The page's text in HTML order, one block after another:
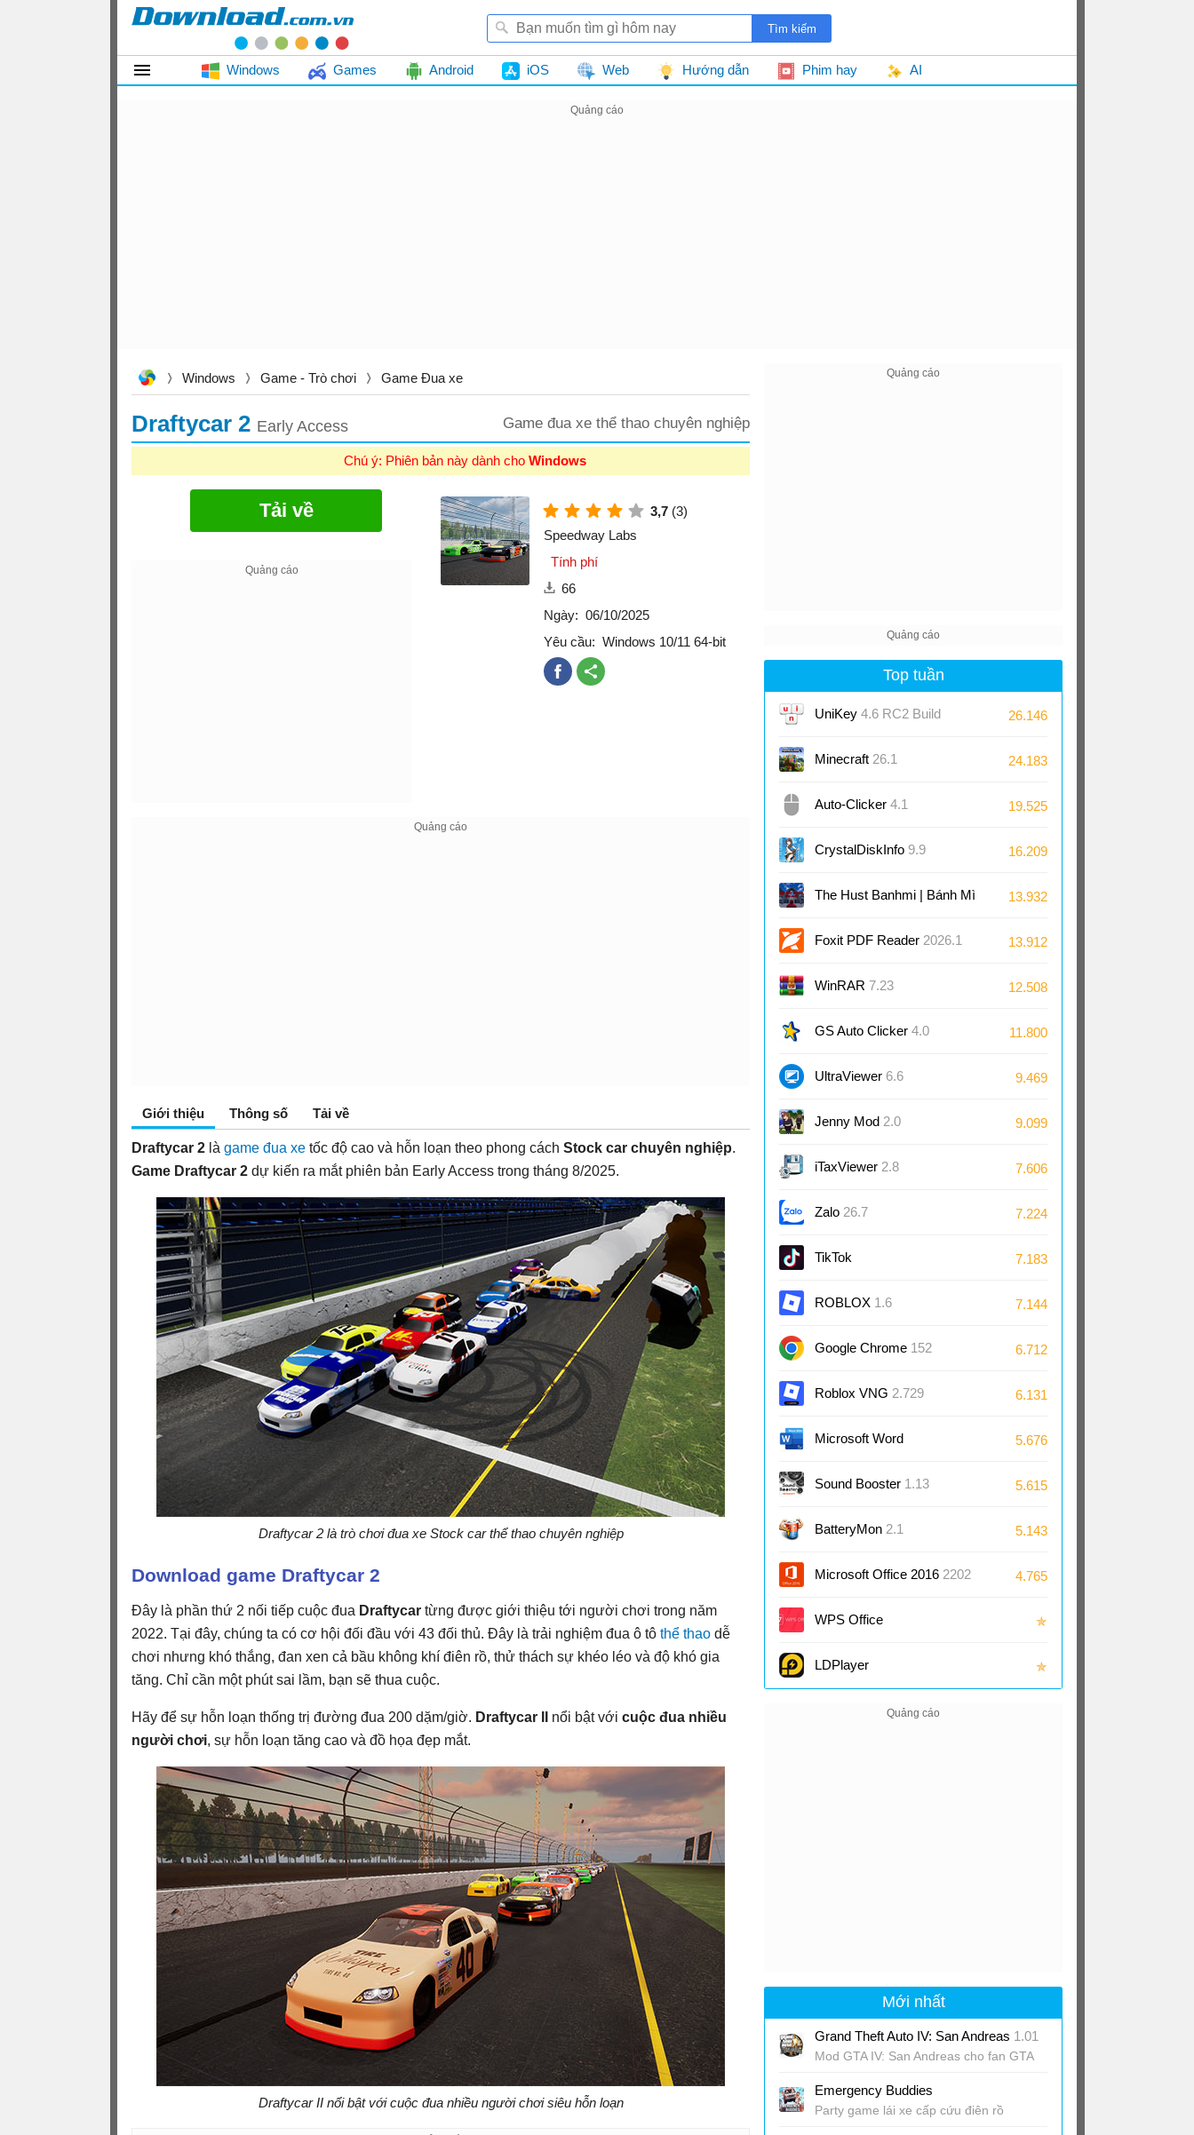
Windows Games Android iOS Web Hướng dẫn Phim hay AI
Windows Game - Trò chơi Game Đua xe
Draftycar 2 Early Access Game đua xe thể thao chuyên nghiệp
Chú ý: Phiên bản này dành cho Windows
Tải về 3,7 (3)
Speedway Labs
Tính phí
66
Ngày: 06/10/2025
Yêu cầu: Windows 10/11 64-bit
Giới thiệu Thông số Tải về
Draftycar 2 là game đua xe tốc độ cao và hỗn loạn theo phong cách Stock car chuyên nghiệp.
Game Draftycar 2 dự kiến ra mắt phiên bản Early Access trong tháng 8/2025.
Draftycar 2 là trò chơi đua xe Stock car thể thao chuyên nghiệp
Download game Draftycar 2
Đây là phần thứ 2 nối tiếp cuộc đua Draftycar từng được giới thiệu tới người chơi trong năm
2022. Tại đây, chúng ta có cơ hội đối đầu với 43 đối thủ. Đây là trải nghiệm đua ô tô thể thao dễ
chơi nhưng khó thắng, đan xen cả bầu không khí điên rồ, thử thách sự khéo léo và độ khó gia
tăng. Chỉ cần một phút sai lầm, bạn sẽ thua cuộc.
Hãy để sự hỗn loạn thống trị đường đua 200 dặm/giờ. Draftycar II nổi bật với cuộc đua nhiều
người chơi, sự hỗn loạn tăng cao và đồ họa đẹp mắt.
Draftycar II nổi bật với cuộc đua nhiều người chơi siêu hỗn loạn
Top tuần
UniKey 4.6 RC2 Build
230919
26.146
Minecraft 26.1 24.183
Auto-Clicker 4.1 19.525
CrystalDiskInfo 9.9 16.209
The Hust Banhmi | Bánh Mì
Bách Khoa
13.932
Foxit PDF Reader 2026.1 13.912
WinRAR 7.23 12.508
GS Auto Clicker 4.0 11.800
UltraViewer 6.6 9.469
Jenny Mod 2.0 9.099
iTaxViewer 2.8 7.606
Zalo 26.7 7.224
TikTok 7.183
ROBLOX 1.6 7.144
Google Chrome 152 6.712
Roblox VNG 2.729 6.131
Microsoft Word
2024/2021/2019/2016
5.676
Sound Booster 1.13 5.615
BatteryMon 2.1 5.143
Microsoft Office 2016 2202
(16.0
4.765
WPS Office ✯
LDPlayer ✯
Mới nhất
Grand Theft Auto IV: San Andreas 1.01
Mod GTA IV: San Andreas cho fan GTA
Emergency Buddies
Party game lái xe cấp cứu điên rồ